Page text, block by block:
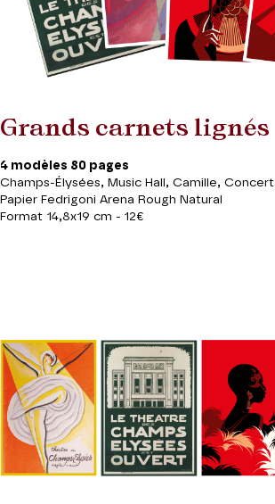
Grands carnets lignés
4 modèles 80 pages
Champs-Élysées, Music Hall, Camille, Concert
Papier Fedrigoni Arena Rough Natural
Format 14,8x19 cm - 12€